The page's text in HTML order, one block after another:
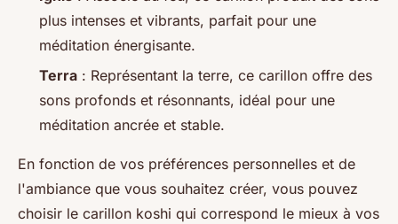
plus intenses et vibrants, parfait pour une
méditation énergisante.
Terra : Représentant la terre, ce carillon offre des
sons profonds et résonnants, idéal pour une
méditation ancrée et stable.
En fonction de vos préférences personnelles et de
l'ambiance que vous souhaitez créer, vous pouvez
choisir le carillon koshi qui correspond le mieux à vos